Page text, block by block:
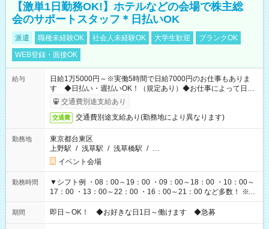
【激単1日勤務OK!】ホテルなどの会場で株主総
会のサポートスタッフ＊日払いOK
派遣 職種未経験OK 社会人未経験OK 大学生歓迎
ブランクOK
WEB登録・面接OK
給与
日給1万5000円～※実働5時間で日給7000円のお仕事もありま
す ◆日払い・週払いOK！（規定あり）◆お仕事によって日給
も異なります
交通費別途支給あり
交通費 交通費別途支給あり(勤務地により異なります)
勤務地
東京都台東区
上野駅 / 浅草駅 / 浅草橋駅 / …
イベント会場
勤務時間
▼シフト例 ・08：00～19：00 ・09：00～18：00 ・10：00～
17：00 ・13：00～22：00 ・16：00～21：00 など多数！ ※お
仕事により勤務時間が異なります
期間 即日～OK！ ◆お好きな日1日～働けます ◆急募